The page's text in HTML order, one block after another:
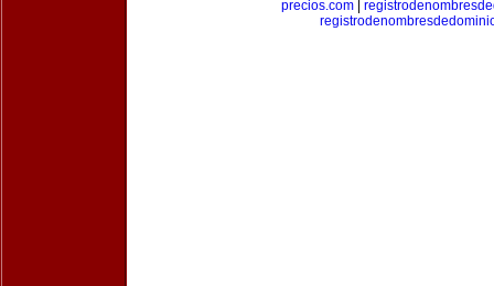
precios.com